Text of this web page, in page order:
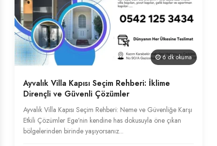
6 dk okuma
Ayvalık Villa Kapısı Seçim Rehberi: İklime
Dirençli ve Güvenli Çözümler
Ayvalık Villa Kapısı Seçim Rehberi: Neme ve Güvenliğe Karşı
Etkili Çözümler Ege’nin kendine has dokusuyla öne çıkan
bölgelerinden birinde yaşıyorsanız...